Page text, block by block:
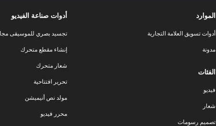
الموارد
أدوات تسويق العلامة التجارية
مدونة
الفئات
فيديو
شعار
تصميم رسومات
أدوات صناعة الفيديو
تجسيد بصري للموسيقى
إنشاء مقطع متحرك
شعار متحرك
تحرير افتتاحية
مولد نص أنيميشن
محرر فيديو